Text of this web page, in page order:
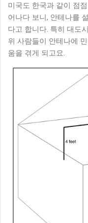
미국도 한국과 같이 점
어나다 보니, 안테나를
다고 합니다. 특히 대도
위 사람들이 안테나에
움을 겪게 되고요.